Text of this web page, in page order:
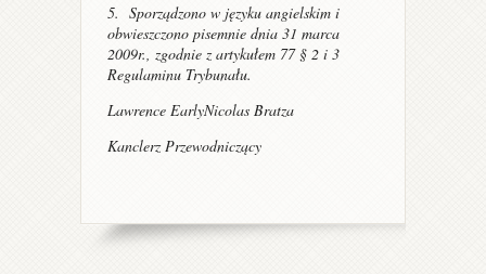
5. Sporządzono w języku angielskim i
obwieszczono pisemnie dnia 31 marca
2009r., zgodnie z artykułem 77 § 2 i 3
Regulaminu Trybunału.
Lawrence EarlyNicolas Bratza
Kanclerz Przewodniczący